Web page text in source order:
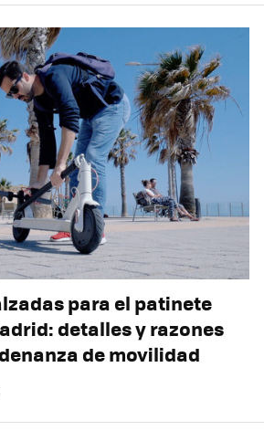
para el patinete
detalles y razones
de movilidad